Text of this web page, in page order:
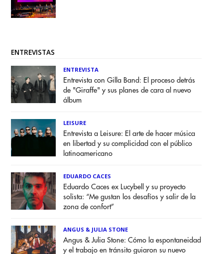
ENTREVISTAS
ENTREVISTA
Entrevista con Gilla Band: El proceso detrás
de "Giraffe" y sus planes de cara al nuevo
álbum
LEISURE
Entrevista a Leisure: El arte de hacer música
en libertad y su complicidad con el público
latinoamericano
EDUARDO CACES
Eduardo Caces ex Lucybell y su proyecto
solista: “Me gustan los desafíos y salir de la
zona de confort”
ANGUS & JULIA STONE
Angus & Julia Stone: Cómo la espontaneidad
y el trabajo en tránsito guiaron su nuevo